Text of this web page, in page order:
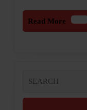
Read More
for: